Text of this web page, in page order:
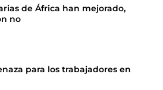
de África han mejorado,
no
para los trabajadores en